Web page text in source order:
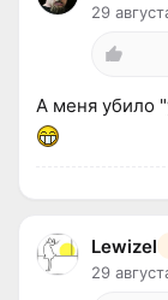
29
А меня убило
Lewizel
29